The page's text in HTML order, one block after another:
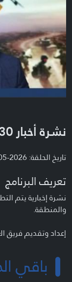
نشرة أخبار 11:30
تاريخ الحلقة: 2026-05-31
تعريف البرنامج
نشرة إخبارية يتم
والمنطقة.
إعداد وتقديم فريق
باقي